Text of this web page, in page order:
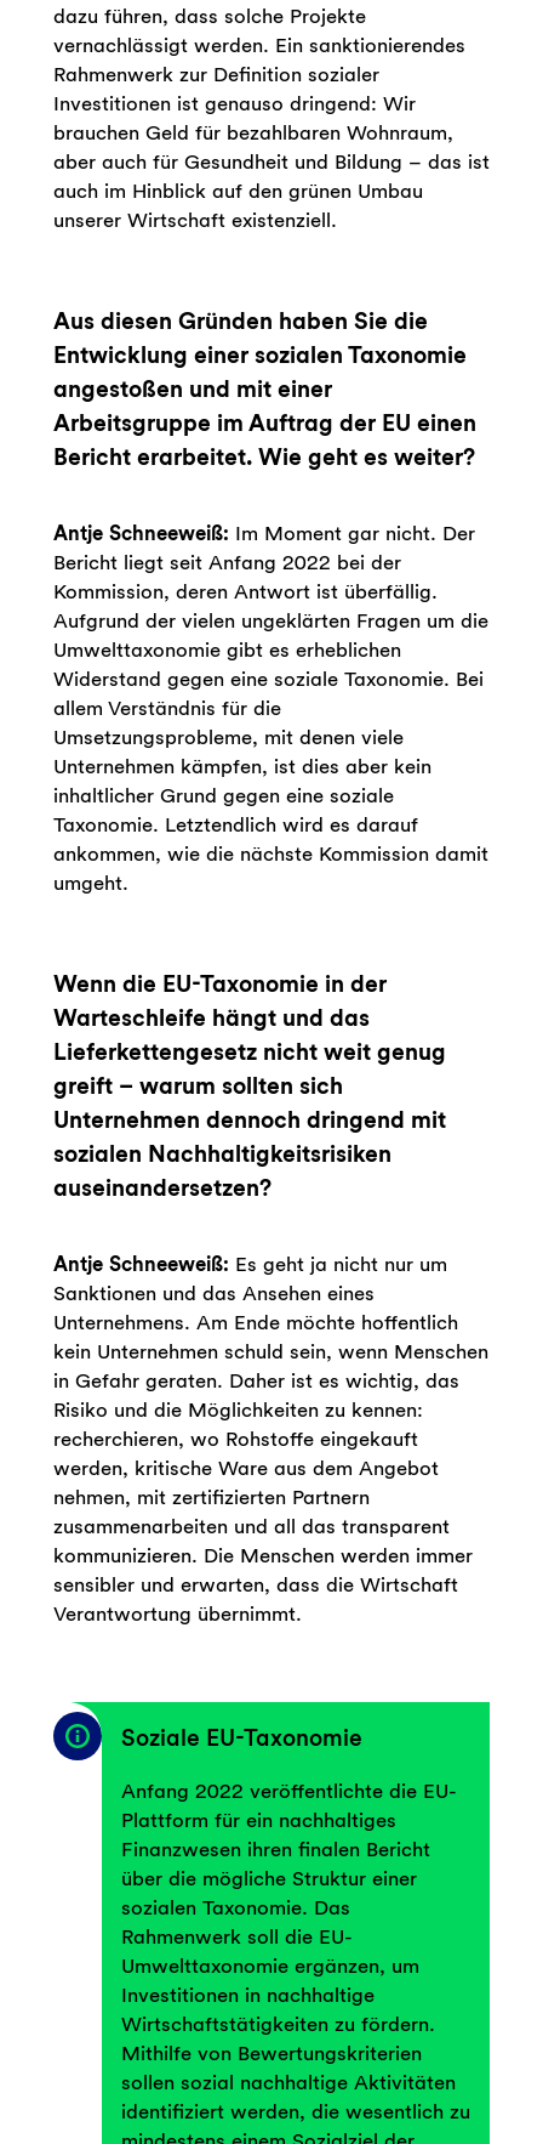
dazu führen, dass solche Projekte
vernachlässigt werden. Ein sanktionierendes
Rahmenwerk zur Definition sozialer
Investitionen ist genauso dringend: Wir
brauchen Geld für bezahlbaren Wohnraum,
aber auch für Gesundheit und Bildung – das ist
auch im Hinblick auf den grünen Umbau
unserer Wirtschaft existenziell.
Aus diesen Gründen haben Sie die
Entwicklung einer sozialen Taxonomie
angestoßen und mit einer
Arbeitsgruppe im Auftrag der EU einen
Bericht erarbeitet. Wie geht es weiter?
Antje Schneeweiß: Im Moment gar nicht. Der
Bericht liegt seit Anfang 2022 bei der
Kommission, deren Antwort ist überfällig.
Aufgrund der vielen ungeklärten Fragen um die
Umwelttaxonomie gibt es erheblichen
Widerstand gegen eine soziale Taxonomie. Bei
allem Verständnis für die
Umsetzungsprobleme, mit denen viele
Unternehmen kämpfen, ist dies aber kein
inhaltlicher Grund gegen eine soziale
Taxonomie. Letztendlich wird es darauf
ankommen, wie die nächste Kommission damit
umgeht.
Wenn die EU-Taxonomie in der
Warteschleife hängt und das
Lieferkettengesetz nicht weit genug
greift – warum sollten sich
Unternehmen dennoch dringend mit
sozialen Nachhaltigkeitsrisiken
auseinandersetzen?
Antje Schneeweiß: Es geht ja nicht nur um
Sanktionen und das Ansehen eines
Unternehmens. Am Ende möchte hoffentlich
kein Unternehmen schuld sein, wenn Menschen
in Gefahr geraten. Daher ist es wichtig, das
Risiko und die Möglichkeiten zu kennen:
recherchieren, wo Rohstoffe eingekauft
werden, kritische Ware aus dem Angebot
nehmen, mit zertifizierten Partnern
zusammenarbeiten und all das transparent
kommunizieren. Die Menschen werden immer
sensibler und erwarten, dass die Wirtschaft
Verantwortung übernimmt.
Soziale EU-Taxonomie
Anfang 2022 veröffentlichte die EU-
Plattform für ein nachhaltiges
Finanzwesen ihren finalen Bericht
über die mögliche Struktur einer
sozialen Taxonomie. Das
Rahmenwerk soll die EU-
Umwelttaxonomie ergänzen, um
Investitionen in nachhaltige
Wirtschaftstätigkeiten zu fördern.
Mithilfe von Bewertungskriterien
sollen sozial nachhaltige Aktivitäten
identifiziert werden, die wesentlich zu